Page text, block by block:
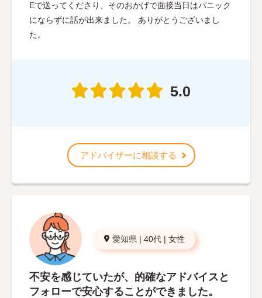
Eで送ってくださり、そのおかげで面接当日はパニック
にならずに話が出来ました。 ありがとうございまし
た。
5.0
アドバイザーに相談する
愛知県 | 40代 | 女性
不安を感じていたが、的確なアドバイスと
フォローで安心することができました。